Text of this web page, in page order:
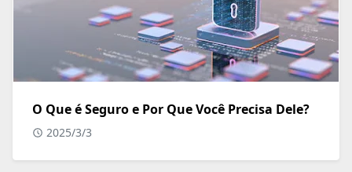
O Que é Seguro e Por Que Você Precisa Dele?
2025/3/3